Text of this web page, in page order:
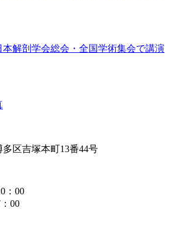
本解剖学会総会・全国学術集会で講演
区吉塚本町13番44号
：00
00